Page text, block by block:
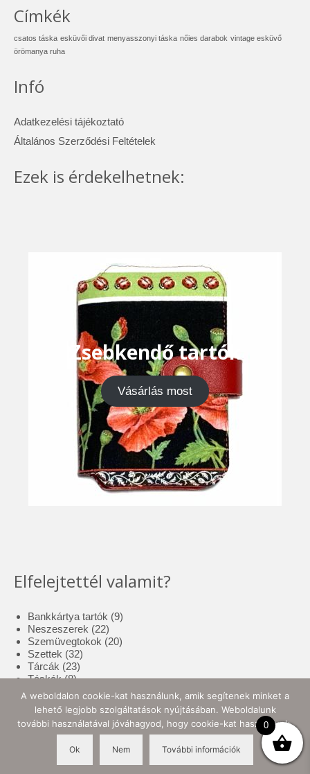
Címkék
csatos táska esküvői divat menyasszonyi táska nőies darabok vintage esküvő
örömanya ruha
Infó
Adatkezelési tájékoztató
Általános Szerződési Feltételek
Ezek is érdekelhetnek:
Zsebkendő tartók
Vásárlás most
Elfelejtettél valamit?
Bankkártya tartók 99
Neszeszerek 2222
termék
Szemüvegtokok 2020
Szettek 3232
termék
Tárcák 2323
termék
Táskák 88
termék
Tolltartók
termék
Tote bag
3
termék
Zsebkendő tartók 1010
termék
0
A weboldalon cookie-kat használunk, amik segítenek minket a
lehető legjobb szolgáltatások nyújtásában. Weboldalunk
további használatával jóváhagyod, hogy cookie-kat használjunk.
Ok Nem További információk